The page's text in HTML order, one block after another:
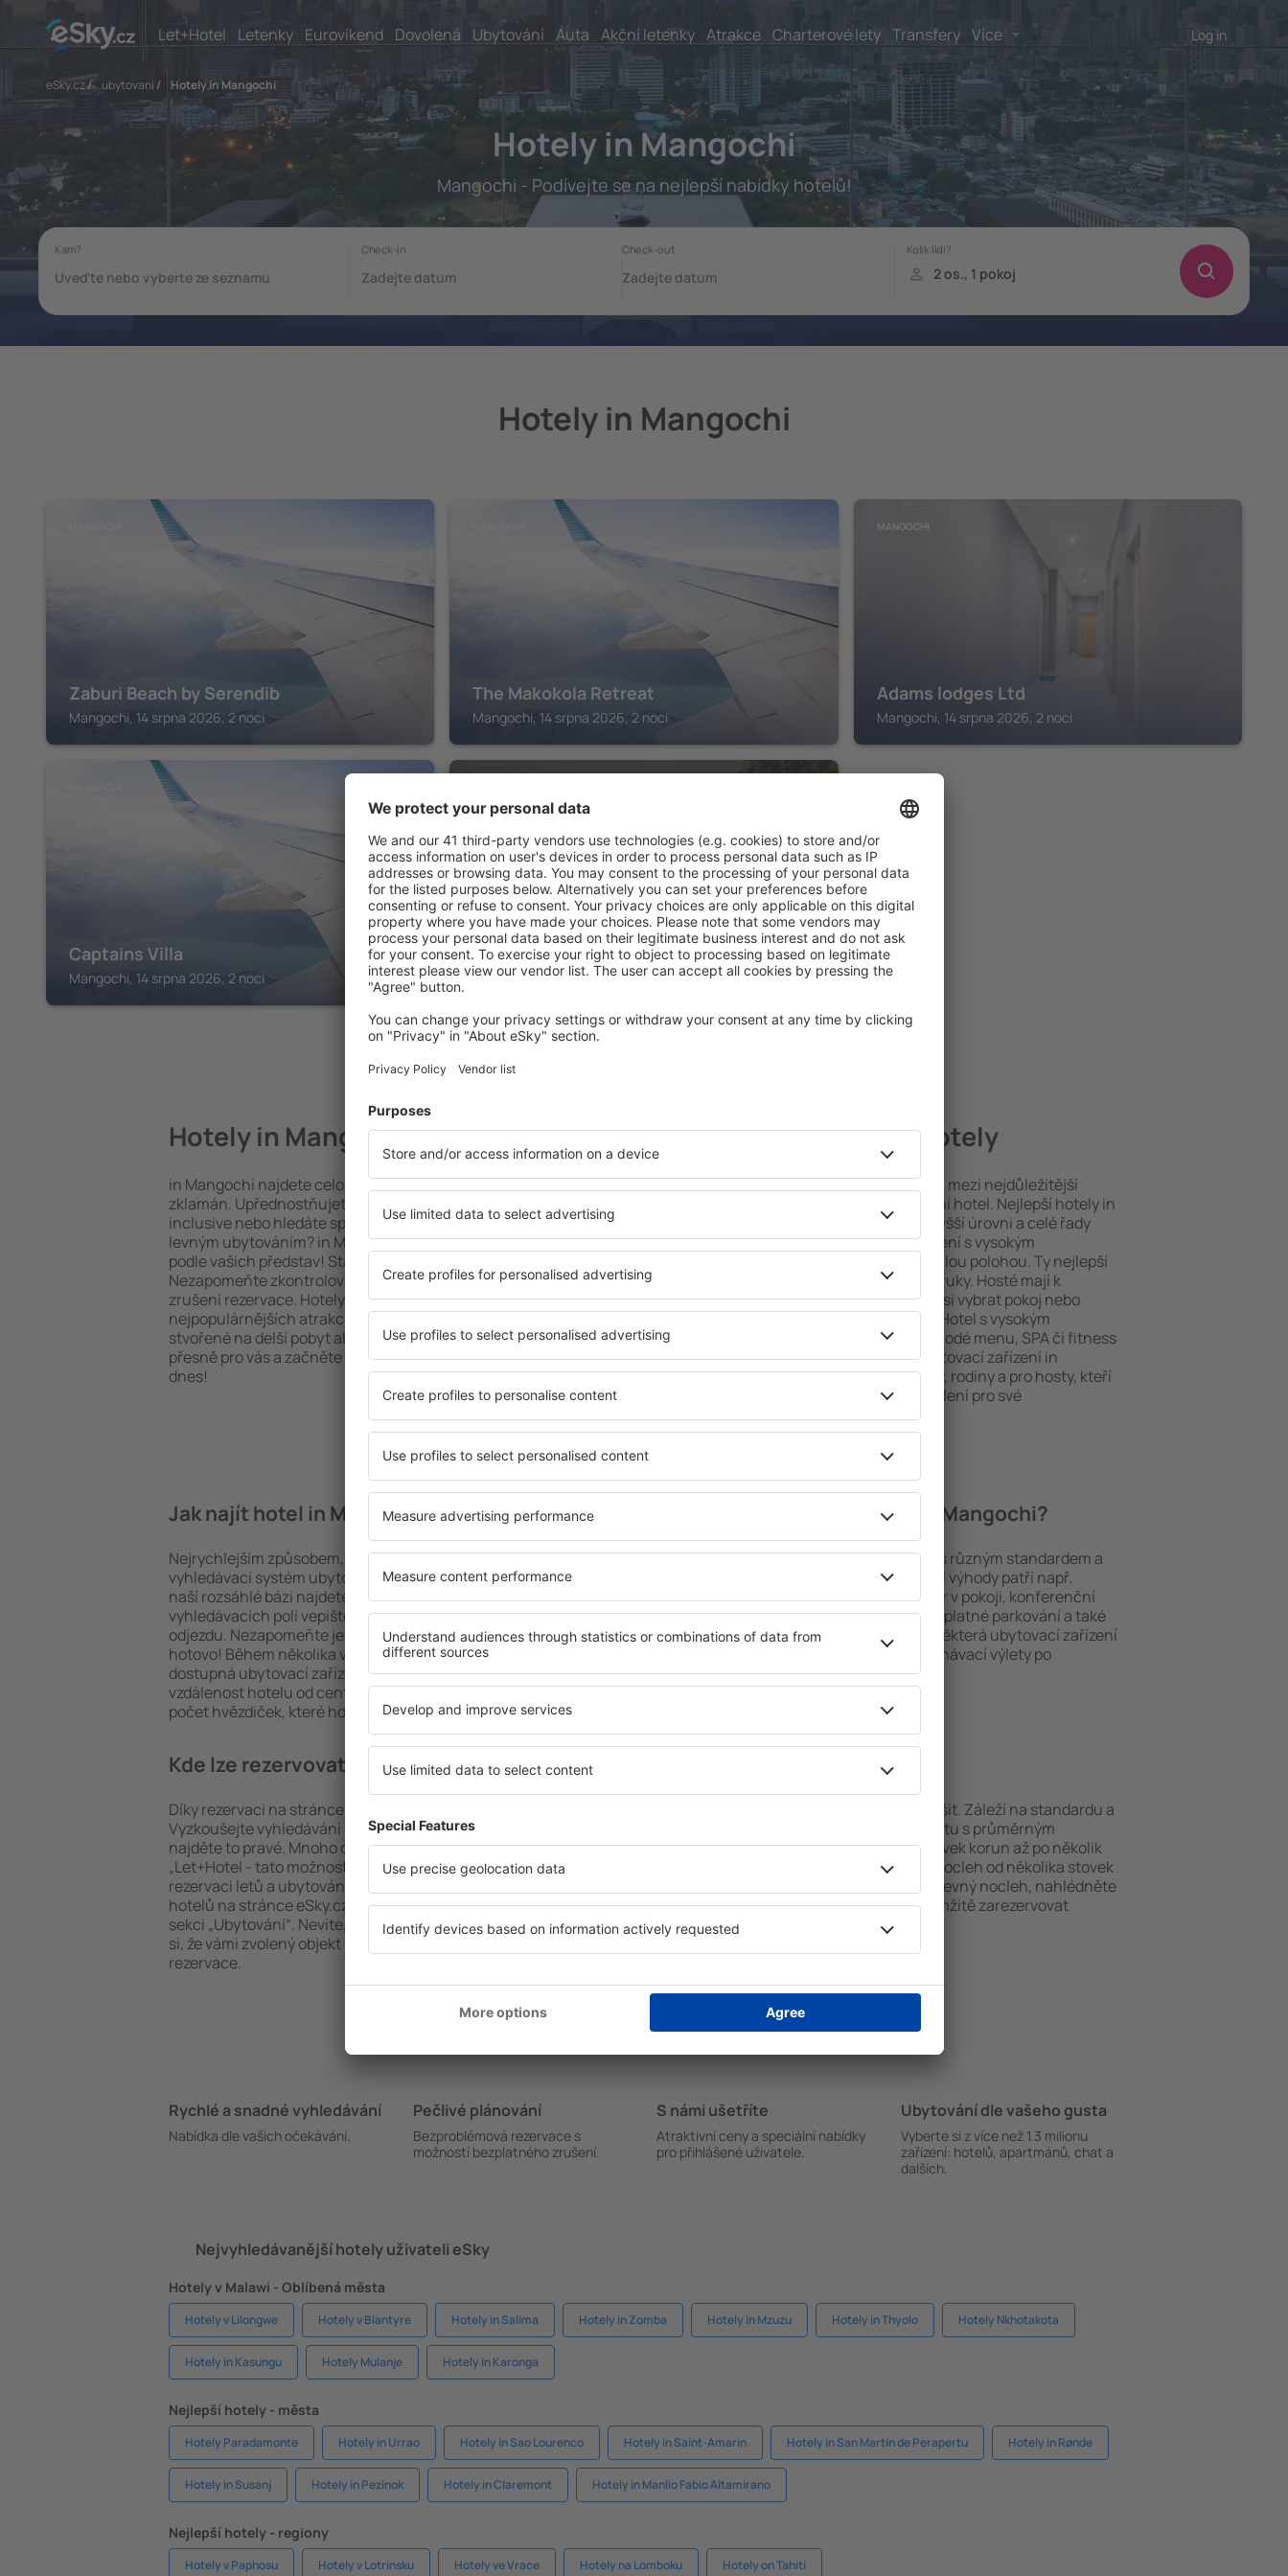
Let+Hotel Letenky Eurovíkend Dovolená Ubytování Auta Akční letenky Atrakce Charterové lety Transfery Více Log in
eSky.cz/ ubytovani / Hotely in Mangochi
Hotely in Mangochi
Mangochi - Podívejte se na nejlepší nabídky hotelů!
Hotely in Mangochi
Zaburi Beach by Serendib
Mangochi, 14 srpna 2026, 2 noci
The Makokola Retreat
Mangochi, 14 srpna 2026, 2 noci
MANGOCHI
Adams lodges Ltd
Mangochi, 14 srpna 2026, 2 noci
Captains Villa
Mangochi, 14 srpna 2026, 2 noci
Captains Villa - where Lake Malawi and
Shire River meet, historical hotel at
waterfront next to the Lake Museum in
Mangochi Town
Mangochi, 14 srpna 2026, 2 noci
Hotely in Mangochi
in Mangochi najdete celou řadu hotelů. Žádný návštěvník nebude
zklamán. Upřednostňujete hotel na vysoké úrovni a nabídkou all
inclusive nebo hledáte spíše místa s poklidnou atmosférou a
levným ubytováním? in Mangochi na vás čeká ubytování přesně
podle vašich představ! Stačí zvolit polohu a standard hotelu.
Nezapomeňte zkontrolovat způsob platby a možnost bezplatného
zrušení rezervace. Hotely in Mangochi se nacházejí jak v blízkosti
nejpopulárnějších atrakcí, tak i v poklidnějších čtvrtích. Jsou jako
stvořené na delší pobyt ale i krátký výlet o víkendu. Vyberte hotel
přesně pro vás a začněte se balit na výlet nebo služební cestu už
dnes!
Mangochi – nejlepší hotely
Komplexní služby a výhodná poloha patří mezi nejdůležitější
kritéria, která musí splnit každý exklusivní hotel. Nejlepší hotely in
Mangochi jsou zárukou obsluhy na nejvyšší úrovni a celé řady
dalších výhod pro hosty. Ubytovací zařízení s vysokým
standardem se mohou pochlubit dokonalou polohou. Ty nejlepší
atrakce in Mangochi tak máte na dosah ruky. Hosté mají k
dispozici i bezplatné parkování a mohou si vybrat pokoj nebo
apartmán přesně podle svých představ. Hotel s vysokým
standardem znamená mimo jiné i různorodé menu, SPA či fitness
areál nebo atrakce pro děti. Nejlepší ubytovací zařízení in
Mangochi jsou skvělým řešením pro páry, rodiny a pro hosty, kteří
cestují služebně nebo chtějí pořádat školení pro své
zaměstnance.
Jak najít hotel in Mangochi?
Nejrychlejším způsobem, jak najít hotel in Mangochi, je
vyhledávací systém ubytovacích zařízení na stránce eSky. Díky
naší rozsáhlé bázi najdete přesně to, co hledáte. Do
vyhledávacích polí vepište cíl cesty a vyberte data příjezdu a
odjezdu. Nezapomeňte ještě uvést počet hostů a pokojů. A máte
hotovo! Během několika vteřin se před vámi objeví všechna
dostupná ubytovací zařízení. Snadno si pak můžete ověřit
vzdálenost hotelu od centra, způsob platby za ubytování nebo
počet hvězdiček, které hotel obdržel od předchozích návštěvníků.
Jaké zařízení nabízí hotely in Mangochi?
Hotely in Mangochi se řadí mezi objekty s různým standardem a
vybavením pro hosty. Mezi nejoblíbenější výhody patří např.
bezplatné wi-fi, SPA areál, minibar/trezor v pokoji, konferenční
centrum, restaurace, dětský koutek, bezplatné parkování a také
informační brožury o atrakcích v okolí. Některá ubytovací zařízení
nabízejí i transport z/na letiště nebo poznávací výlety po
historických památkách in Mangochi.
Kde lze rezervovat hotel in Mangochi?
Díky rezervaci na stránce eSky.cz ušetříte čas i peníze.
Vyzkoušejte vyhledávání ubytovacích zařízení in Mangochi a
najděte to pravé. Mnoho cestovatelů si oblíbilo i možnost
„Let+Hotel - tato možnost šetří čas a umožňuje okamžitou
rezervaci letů a ubytování. Vyhledávání a rezervace levných
hotelů na stránce eSky.cz jsou dostupné na hlavní stránce v
sekci „Ubytování“. Nevíte, zda se plánovaný let uskuteční? Ověřte
si, že vámi zvolený objekt nabízí možnost bezplatného zrušení
rezervace.
Kolik stojí hotel in Mangochi?
Ceny za nocleh in Mangochi se můžou lišit. Záleží na standardu a
poloze hotelu. Cena za jednu noc v objektu s průměrným
standardem se pohybuje od několika stovek korun až po několik
tisíc. Hotely s pěti hvězdičkami nabízejí nocleh od několika stovek
korun až po tisíce korun. Pokud hledáte levný nocleh, nahlédněte
do sekce „Let+Hotel“, kde si můžete okamžitě zarezervovat
ubytování a let.
Rychlé a snadné vyhledávání
Nabídka dle vašich očekávání.
Pečlivé plánování
Bezproblémová rezervace s
možností bezplatného zrušení.
S námi ušetříte
Atraktivní ceny a speciální nabídky
pro přihlášené uživatele.
Ubytování dle vašeho gusta
Vyberte si z více než 1.3 milionu
zařízení: hotelů, apartmánů, chat a
dalších.
Nejvyhledávanější hotely uživateli eSky
Hotely v Malawi - Oblíbená města
Hotely v Lilongwe Hotely v Blantyre Hotely in Salima Hotely in Zomba Hotely in Mzuzu Hotely in Thyolo Hotely Nkhotakota
Hotely in Kasungu Hotely Mulanje Hotely in Karonga
Nejlepší hotely - města
Hotely Paradamonte Hotely in Urrao Hotely in Sao Lourenco Hotely in Saint-Amarin Hotely in San Martin de Perapertu Hotely in Rønde
Hotely in Susanj Hotely in Pezinok Hotely in Claremont Hotely in Manlio Fabio Altamirano
Nejlepší hotely - regiony
Hotely v Paphosu Hotely v Lotrinsku Hotely ve Vrace Hotely na Lomboku Hotely on Tahiti